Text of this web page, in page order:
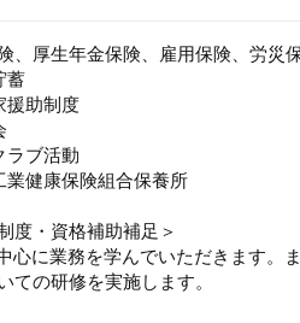
、厚生年金保険、雇用保険、労災
蓄
援助制度
ラブ活動
業健康保険組合保養所
度・資格補助補足＞
心に業務を学んでいただきます。
ての研修を実施します。